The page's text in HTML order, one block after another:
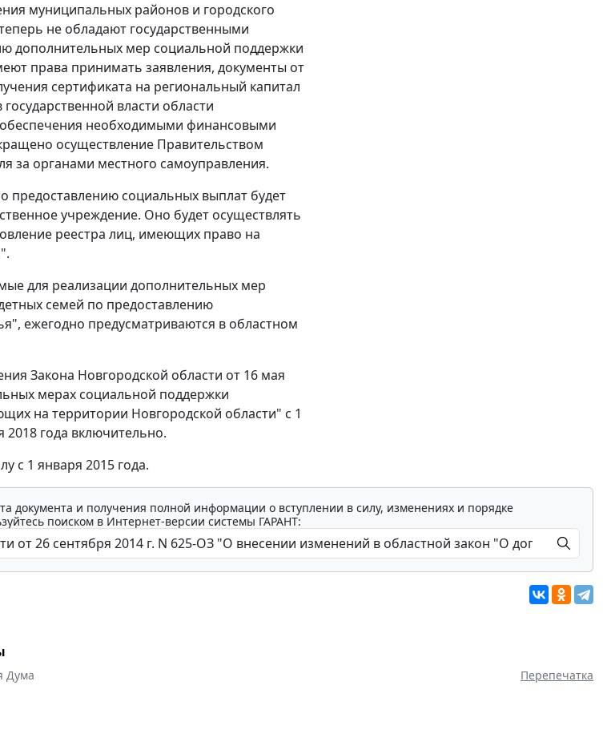
муниципальных районов и городского
не обладают государственными
дополнительных мер социальной поддержки
права принимать заявления, документы от
сертификата на региональный капитал
власти области
необходимыми финансовыми
осуществление Правительством
за органами местного самоуправления.
предоставлению социальных выплат будет
учреждение. Оно будет осуществлять
реестра лиц, имеющих право на
для реализации дополнительных мер
семей по предоставлению
ежегодно предусматриваются в областном
Закона Новгородской области от 16 мая
мерах социальной поддержки
на территории Новгородской области" с 1
2018 года включительно.
с 1 января 2015 года.
документа и получения полной информации о вступлении в силу, изменениях и порядке
поиском в Интернет-версии системы ГАРАНТ:
Дума Перепечатка